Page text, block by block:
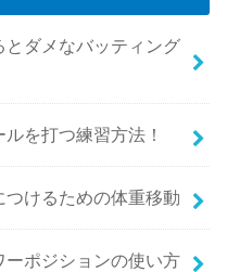
ダメなバッティング
を打つ練習方法！
けるための体重移動
ポジションの使い方